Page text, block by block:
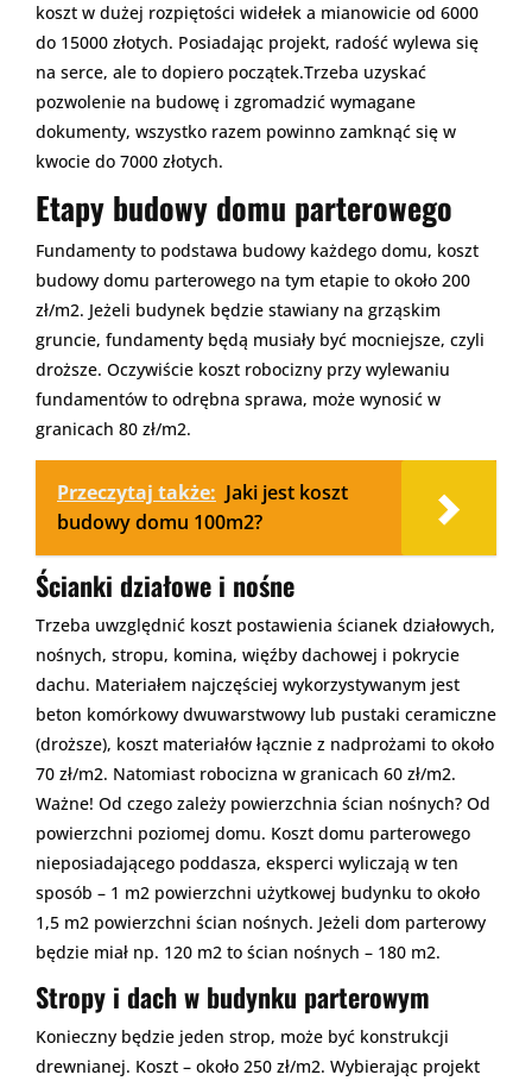
koszt w dużej rozpiętości widełek a mianowicie od 6000
do 15000 złotych. Posiadając projekt, radość wylewa się
na serce, ale to dopiero początek.Trzeba uzyskać
pozwolenie na budowę i zgromadzić wymagane
dokumenty, wszystko razem powinno zamknąć się w
kwocie do 7000 złotych.
Etapy budowy domu parterowego
Fundamenty to podstawa budowy każdego domu, koszt
budowy domu parterowego na tym etapie to około 200
zł/m2. Jeżeli budynek będzie stawiany na grząskim
gruncie, fundamenty będą musiały być mocniejsze, czyli
droższe. Oczywiście koszt robocizny przy wylewaniu
fundamentów to odrębna sprawa, może wynosić w
granicach 80 zł/m2.
Przeczytaj także: Jaki jest koszt
budowy domu 100m2?
Ścianki działowe i nośne
Trzeba uwzględnić koszt postawienia ścianek działowych,
nośnych, stropu, komina, więźby dachowej i pokrycie
dachu. Materiałem najczęściej wykorzystywanym jest
beton komórkowy dwuwarstwowy lub pustaki ceramiczne
(droższe), koszt materiałów łącznie z nadprożami to około
70 zł/m2. Natomiast robocizna w granicach 60 zł/m2.
Ważne! Od czego zależy powierzchnia ścian nośnych? Od
powierzchni poziomej domu. Koszt domu parterowego
nieposiadającego poddasza, eksperci wyliczają w ten
sposób – 1 m2 powierzchni użytkowej budynku to około
1,5 m2 powierzchni ścian nośnych. Jeżeli dom parterowy
będzie miał np. 120 m2 to ścian nośnych – 180 m2.
Stropy i dach w budynku parterowym
Konieczny będzie jeden strop, może być konstrukcji
drewnianej. Koszt – około 250 zł/m2. Wybierając projekt